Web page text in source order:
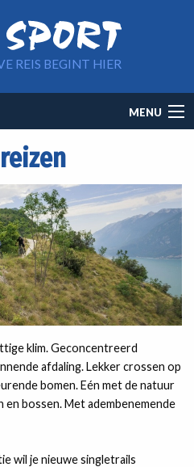
REIS BEGINT HIER
MENU
klim. Geconcentreerd
afdaling. Lekker crossen op
bomen. Eén met de natuur
en bossen. Met adembenemende
wil je nieuwe singletrails